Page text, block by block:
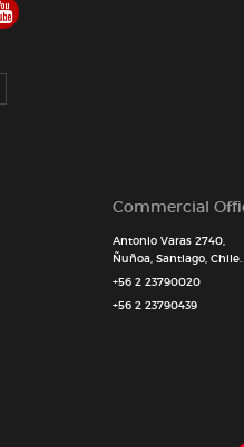
Commercial
Antonio Varas 2740,
Ñuñoa, Santiago, Chile.
+56 2 23790020
+56 2 23790439